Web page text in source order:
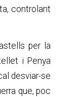
controlant
per la
i Penya
desviar-se
que, poc